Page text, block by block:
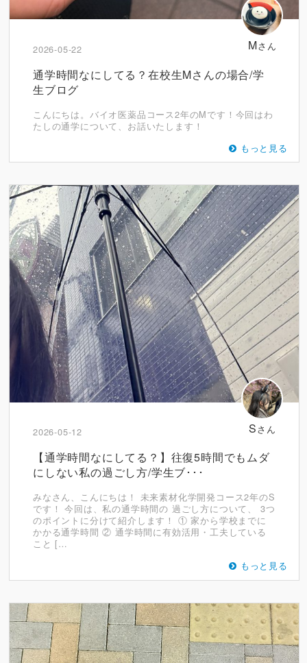
Mさん
2026-05-22
通学時間なにしてる？在校生Mさんの場合/学
生ブログ
こんにちは。バイオ医薬品コース2年のMです！今回はわ
たしの通学について、お話いたします！
もっと見る
Sさん
2026-05-12
【通学時間なにしてる？】往復5時間でもムダ
にしない私の過ごし方/学生ブ･･･
みなさん、こんにちは！ 未来素材化学開発コース2年のS
です！ 今回は、私の通学時間の 過ごし方について、 3つ
のポイントに分けて紹介します！ ① 家から学校までに
かかる通学時間 ② 通学時間に有効活用・工夫している
こと […
もっと見る